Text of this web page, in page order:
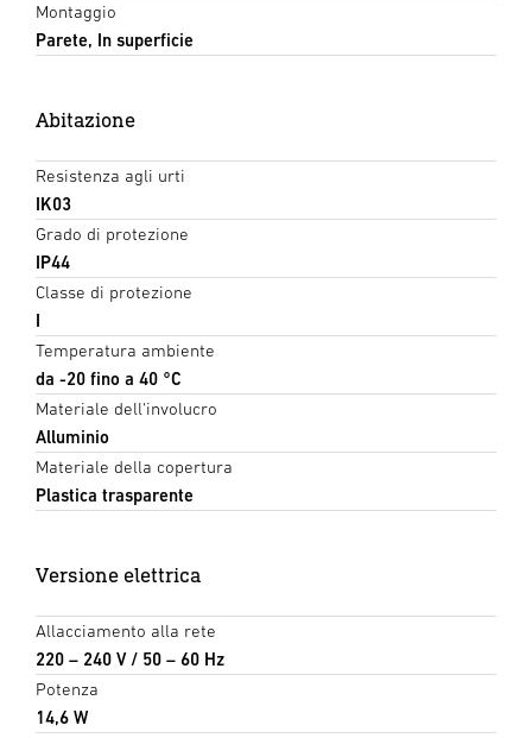
Montaggio
Parete, In superficie
Abitazione
Resistenza agli urti
IK03
Grado di protezione
IP44
Classe di protezione
I
Temperatura ambiente
da -20 fino a 40 °C
Materiale dell'involucro
Alluminio
Materiale della copertura
Plastica trasparente
Versione elettrica
Allacciamento alla rete
220 – 240 V / 50 – 60 Hz
Potenza
14,6 W